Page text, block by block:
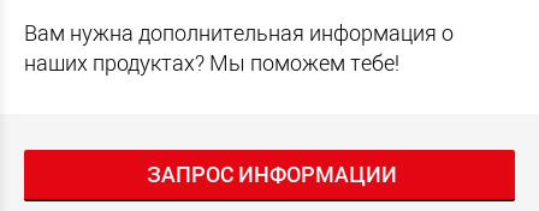
Вам нужна дополнительная информация о
наших продуктах? Мы поможем тебе!
ЗАПРОС ИНФОРМАЦИИ